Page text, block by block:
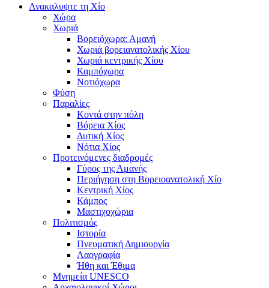
Ανακαλυψτε τη Χίο
Χώρα
Χωριά
Βορειόχωρα: Αμανή
Χωριά βορειανατολικής Χίου
Χωριά κεντρικής Χίου
Καμπόχωρα
Νοτιόχωρα
Φύση
Παραλίες
Κοντά στην πόλη
Βόρεια Χίος
Δυτική Χίος
Νότια Χίος
Προτεινόμενες διαδρομές
Γύρος της Αμανής
Περιήγηση στη Βορειοανατολική Χίο
Κεντρική Χίος
Κάμπος
Μαστιχοχώρια
Πολιτισμός
Ιστορία
Πνευματική Δημιουργία
Λαογραφία
Ήθη και Έθιμα
Μνημεία UNESCO